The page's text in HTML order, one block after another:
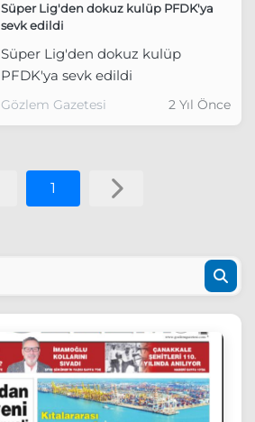
Süper Lig'den dokuz kulüp PFDK'ya
sevk edildi
Süper Lig'den dokuz kulüp
PFDK'ya sevk edildi
Gözlem Gazetesi 2 Yıl Önce
1